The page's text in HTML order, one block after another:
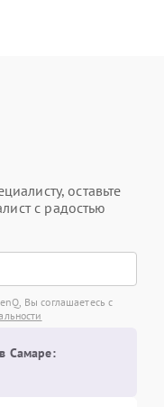
оставьте
с радостью
Вы соглашаетесь с
Самаре: